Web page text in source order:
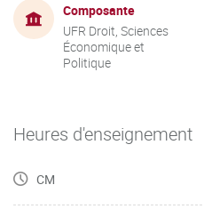
Composante
UFR Droit, Sciences
Économique et
Politique
Heures d'enseignement
CM